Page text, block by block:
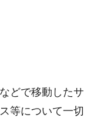
どで移動したサ
等について一切